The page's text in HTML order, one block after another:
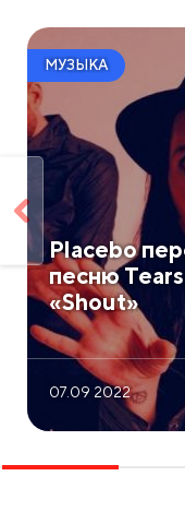
МУЗЫКА
Placebo
песню
«Shout»
07.09 2022